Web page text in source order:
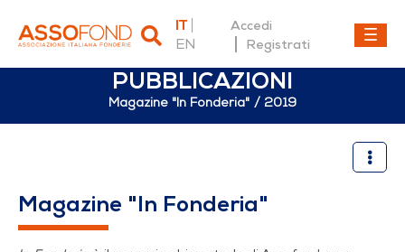
IT
EN
Accedi
Registrati
PUBBLICAZIONI
Magazine "In Fonderia" 2019
Magazine "In Fonderia"